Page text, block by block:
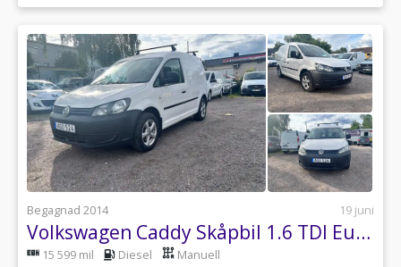
Begagnad 2014 19 juni
Volkswagen Caddy Skåpbil 1.6 TDI Euro 5 NY BES
15 599 mil Diesel Manuell